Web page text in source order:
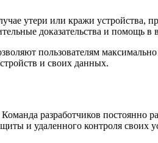
утери или кражи устройства,
доказательства и помощь в
пользователям
и своих данных.
разработчиков
и удаленного контроля своих